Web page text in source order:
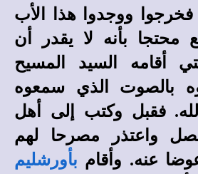
ووجدوا هذا الأب
محتجا بأنه لا يقدر أن
أقامه السيد المسيح
بالصوت الذي سمعوه
فقبل وكتب إلى أهل
واعتذر مصرحا لهم
عنه. وأقام بأورشليم